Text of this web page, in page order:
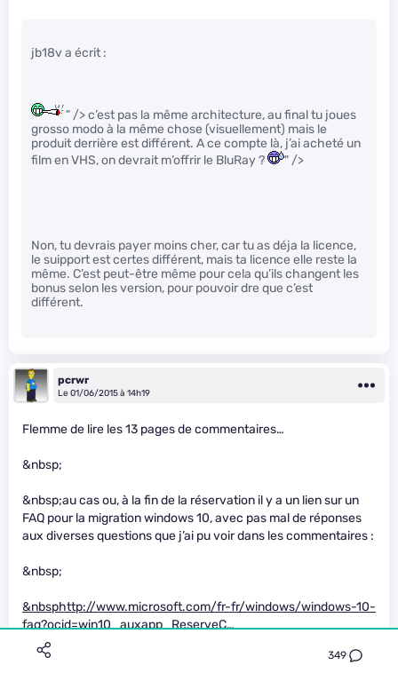
349
jb18v a écrit :
" /> c’est pas la même architecture, au final tu joues
grosso modo à la même chose (visuellement) mais le
produit derrière est différent. A ce compte là, j’ai acheté un
film en VHS, on devrait m’offrir le BluRay ?
" />
Non, tu devrais payer moins cher, car tu as déja la licence,
le suipport est certes différent, mais ta licence elle reste la
même. C’est peut-être même pour cela qu’ils changent les
bonus selon les version, pour pouvoir dre que c’est
différent.
pcrwr
Le 01/06/2015 à 14h19
Flemme de lire les 13 pages de commentaires…
&nbsp;
&nbsp;au cas ou, à la fin de la réservation il y a un lien sur un
FAQ pour la migration windows 10, avec pas mal de réponses
aux diverses questions que j’ai pu voir dans les commentaires :
&nbsp;
&nbsphttp://www.microsoft.com/fr-fr/windows/windows-10-
faq?ocid=win10_auxapp_ReserveC…
&nbsp;